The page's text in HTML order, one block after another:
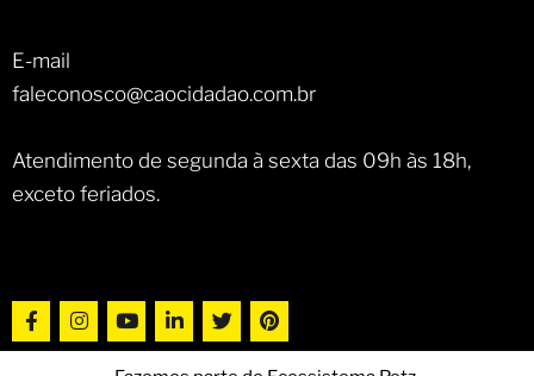
E-mail
faleconosco@caocidadao.com.br
Atendimento de segunda à sexta das 09h às 18h,
exceto feriados.